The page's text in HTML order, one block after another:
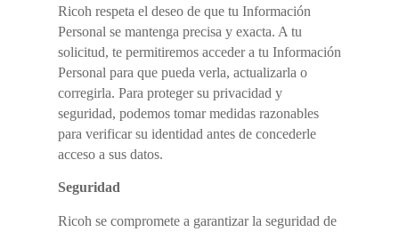
Ricoh respeta el deseo de que tu Información
Personal se mantenga precisa y exacta. A tu
solicitud, te permitiremos acceder a tu Información
Personal para que pueda verla, actualizarla o
corregirla. Para proteger su privacidad y
seguridad, podemos tomar medidas razonables
para verificar su identidad antes de concederle
acceso a sus datos.
Seguridad
Ricoh se compromete a garantizar la seguridad de